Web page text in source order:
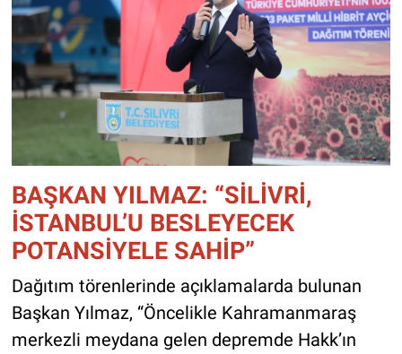
BAŞKAN YILMAZ: “SİLİVRİ,
İSTANBUL’U BESLEYECEK
POTANSİYELE SAHİP”
Dağıtım törenlerinde açıklamalarda bulunan
Başkan Yılmaz, “Öncelikle Kahramanmaraş
merkezli meydana gelen depremde Hakk’ın